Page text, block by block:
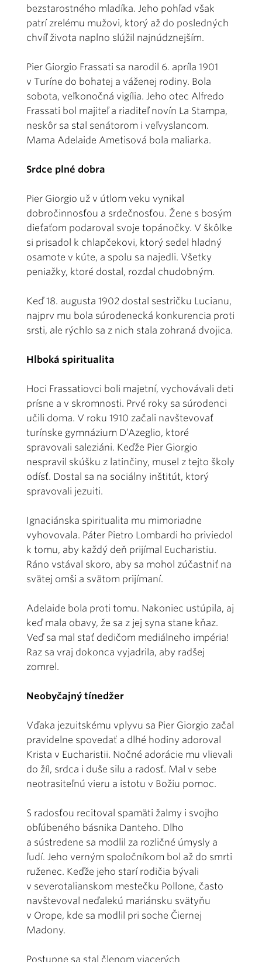
bezstarostného mladíka. Jeho pohľad však
patrí zrelému mužovi, ktorý až do posledných
chvíľ života naplno slúžil najnúdznejším.
Pier Giorgio Frassati sa narodil 6. apríla 1901
v Turíne do bohatej a váženej rodiny. Bola
sobota, veľkonočná vigília. Jeho otec Alfredo
Frassati bol majiteľ a riaditeľ novín La Stampa,
neskôr sa stal senátorom i veľvyslancom.
Mama Adelaide Ametisová bola maliarka.
Srdce plné dobra
Pier Giorgio už v útlom veku vynikal
dobročinnosťou a srdečnosťou. Žene s bosým
dieťaťom podaroval svoje topánočky. V škôlke
si prisadol k chlapčekovi, ktorý sedel hladný
osamote v kúte, a spolu sa najedli. Všetky
peniažky, ktoré dostal, rozdal chudobným.
Keď 18. augusta 1902 dostal sestričku Lucianu,
najprv mu bola súrodenecká konkurencia proti
srsti, ale rýchlo sa z nich stala zohraná dvojica.
Hlboká spiritualita
Hoci Frassatiovci boli majetní, vychovávali deti
prísne a v skromnosti. Prvé roky sa súrodenci
učili doma. V roku 1910 začali navštevovať
turínske gymnázium D’Azeglio, ktoré
spravovali saleziáni. Keďže Pier Giorgio
nespravil skúšku z latinčiny, musel z tejto školy
odísť. Dostal sa na sociálny inštitút, ktorý
spravovali jezuiti.
Ignaciánska spiritualita mu mimoriadne
vyhovovala. Páter Pietro Lombardi ho priviedol
k tomu, aby každý deň prijímal Eucharistiu.
Ráno vstával skoro, aby sa mohol zúčastniť na
svätej omši a svätom prijímaní.
Adelaide bola proti tomu. Nakoniec ustúpila, aj
keď mala obavy, že sa z jej syna stane kňaz.
Veď sa mal stať dedičom mediálneho impéria!
Raz sa vraj dokonca vyjadrila, aby radšej
zomrel.
Neobyčajný tínedžer
Vďaka jezuitskému vplyvu sa Pier Giorgio začal
pravidelne spovedať a dlhé hodiny adoroval
Krista v Eucharistii. Nočné adorácie mu vlievali
do žíl, srdca i duše silu a radosť. Mal v sebe
neotrasiteľnú vieru a istotu v Božiu pomoc.
S radosťou recitoval spamäti žalmy i svojho
obľúbeného básnika Danteho. Dlho
a sústredene sa modlil za rozličné úmysly a
ľudí. Jeho verným spoločníkom bol až do smrti
ruženec. Keďže jeho starí rodičia bývali
v severotalianskom mestečku Pollone, často
navštevoval neďalekú mariánsku svätyňu
v Orope, kde sa modlil pri soche Čiernej
Madony.
Postupne sa stal členom viacerých